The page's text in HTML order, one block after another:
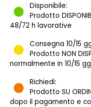
Disponibile:
Prodotto
48/72 h lavorative
Consegna 10/15
Prodotto NON
normalmente in 10/15
Richiedi:
Prodotto SU
dopo il pagamento e